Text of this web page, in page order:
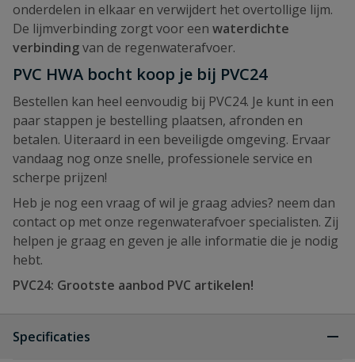
onderdelen in elkaar en verwijdert het overtollige lijm.
De lijmverbinding zorgt voor een waterdichte
verbindingvan de regenwaterafvoer.
PVC HWA bocht koop je bij PVC24
Bestellen kan heel eenvoudig bij PVC24. Je kunt in een
paar stappen je bestelling plaatsen, afronden en
betalen. Uiteraard in een beveiligde omgeving. Ervaar
vandaag nog onze snelle, professionele service en
scherpe prijzen!
Heb je nog een vraag of wil je graag advies? neem dan
contact op met onze regenwaterafvoer specialisten. Zij
helpen je graag en geven je alle informatie die je nodig
hebt.
PVC24: Grootste aanbod PVC artikelen!
Specificaties